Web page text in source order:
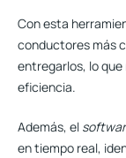
Con esta
conductores más
entregarlos, lo
eficiencia.
Además, el
en tiempo real,